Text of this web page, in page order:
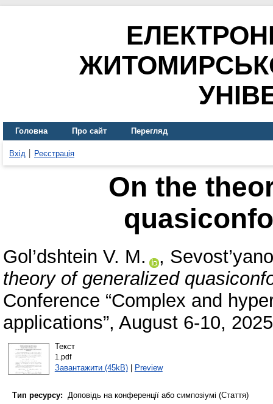
Головна Про сайт Перегляд
Вхід Реєстрація
On the
Gol’dshtein V. M. ,
theory of generalized
Conference “Complex and
applications”, August 6-10,
Текст
1.pdf
Завантажити (45kB)| Preview
Тип ресурсу: Доповідь на конференції або симпозіумі (Стаття)